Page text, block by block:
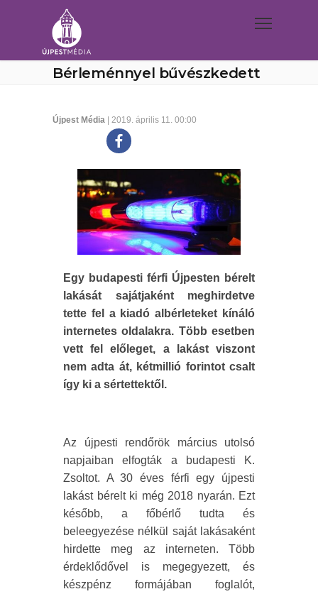
Bérleménnyel bűvészkedett
Újpest Média | 2019. április 11. 00:00
Egy budapesti férfi Újpesten bérelt
lakását sajátjaként meghirdetve
tette fel a kiadó albérleteket kínáló
internetes oldalakra. Több esetben
vett fel előleget, a lakást viszont
nem adta át, kétmillió forintot csalt
így ki a sértettektől.
Az újpesti rendőrök március utolsó
napjaiban elfogták a budapesti K.
Zsoltot. A 30 éves férfi egy újpesti
lakást bérelt ki még 2018 nyarán. Ezt
később, a főbérlő tudta és
beleegyezése nélkül saját lakásaként
hirdette meg az interneten. Több
érdeklődővel is megegyezett, és
készpénz formájában foglalót,